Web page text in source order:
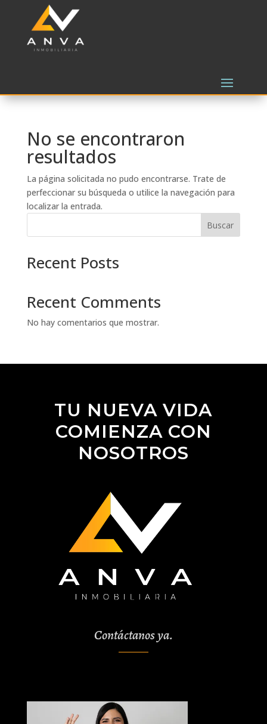
No se encontraron
resultados
La página solicitada no pudo encontrarse. Trate de
perfeccionar su búsqueda o utilice la navegación para
localizar la entrada.
Buscar
Recent Posts
Recent Comments
No hay comentarios que mostrar.
TU NUEVA VIDA
COMIENZA CON
NOSOTROS
Contáctanos ya.